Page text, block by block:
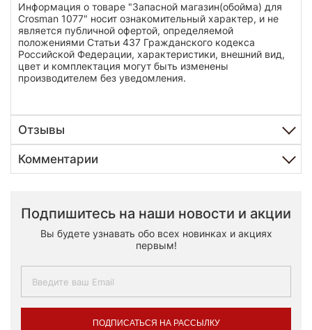
Информация о товаре "Запасной магазин(обойма) для
Crosman 1077" носит ознакомительный характер, и не
является публичной офертой, определяемой
положениями Статьи 437 Гражданского кодекса
Российской Федерации, характеристики, внешний вид,
цвет и комплектация могут быть изменены
производителем без уведомления.
Отзывы
Комментарии
Подпишитесь на наши новости и акции
Вы будете узнавать обо всех новинках и акциях
первым!
ПОДПИСАТЬСЯ НА РАССЫЛКУ